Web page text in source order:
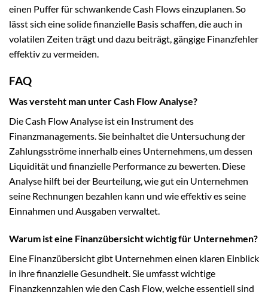
einen Puffer für schwankende Cash Flows einzuplanen. So
lässt sich eine solide finanzielle Basis schaffen, die auch in
volatilen Zeiten trägt und dazu beiträgt, gängige Finanzfehler
effektiv zu vermeiden.
FAQ
Was versteht man unter Cash Flow Analyse?
Die Cash Flow Analyse ist ein Instrument des
Finanzmanagements. Sie beinhaltet die Untersuchung der
Zahlungsströme innerhalb eines Unternehmens, um dessen
Liquidität und finanzielle Performance zu bewerten. Diese
Analyse hilft bei der Beurteilung, wie gut ein Unternehmen
seine Rechnungen bezahlen kann und wie effektiv es seine
Einnahmen und Ausgaben verwaltet.
Warum ist eine Finanzübersicht wichtig für Unternehmen?
Eine Finanzübersicht gibt Unternehmen einen klaren Einblick
in ihre finanzielle Gesundheit. Sie umfasst wichtige
Finanzkennzahlen wie den Cash Flow, welche essentiell sind